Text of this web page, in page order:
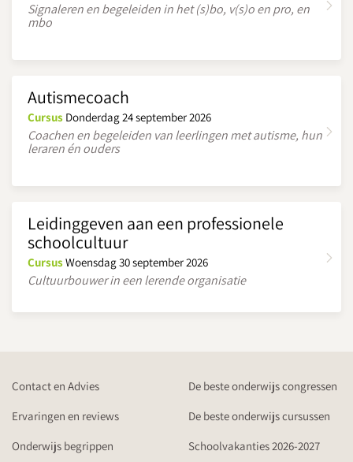
Signaleren en begeleiden in het (s)bo, v(s)o en pro, en
mbo
Autismecoach
Cursus Donderdag 24 september 2026
Coachen en begeleiden van leerlingen met autisme, hun
leraren én ouders
Leidinggeven aan een professionele
schoolcultuur
CursusWoensdag 30 september 2026
Cultuurbouwer in een lerende organisatie
Contact en Advies
De beste onderwijs congressen
Ervaringen en reviews
De beste onderwijs cursussen
Onderwijs begrippen
Schoolvakanties 2026-2027